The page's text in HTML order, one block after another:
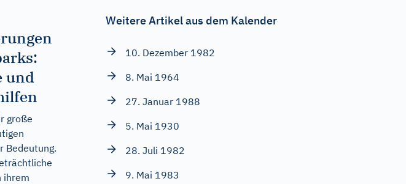
und
große
Bedeutung.
ihrem
Weitere Artikel aus dem Kalender
10. Dezember 1982
8. Mai 1964
27. Januar 1988
5. Mai 1930
28. Juli 1982
9. Mai 1983